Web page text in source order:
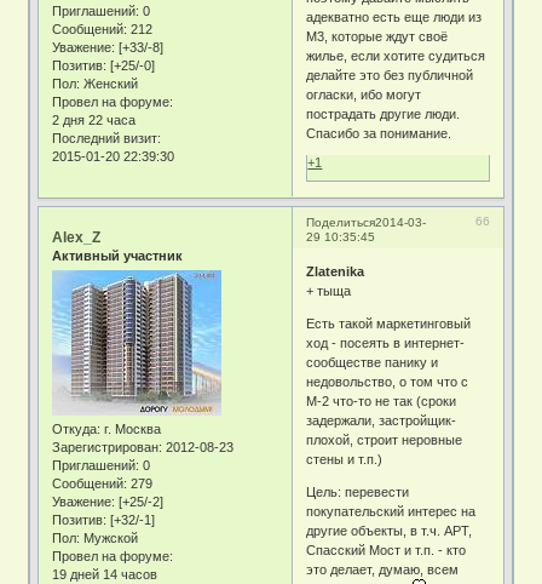
Приглашений: 0
Сообщений: 212
Уважение: [+33/-8]
Позитив: [+25/-0]
Пол: Женский
Провел на форуме:
2 дня 22 часа
Последний визит:
2015-01-20 22:39:30
адекватно есть еще люди из
М3, которые ждут своё
жилье, если хотите судиться
делайте это без публичной
огласки, ибо могут
пострадать другие люди.
Спасибо за понимание.
+1
Поделиться 66
2014-03-
29 10:35:45
Alex_Z
Активный участник
Откуда: г. Москва
Зарегистрирован: 2012-08-23
Приглашений: 0
Сообщений: 279
Уважение: [+25/-2]
Позитив: [+32/-1]
Пол: Мужской
Провел на форуме:
19 дней 14 часов
Zlatenika
+ тыща
Есть такой маркетинговый
ход - посеять в интернет-
сообществе панику и
недовольство, о том что с
М-2 что-то не так (сроки
задержали, застройщик-
плохой, строит неровные
стены и т.п.)
Цель: перевести
покупательский интерес на
другие объекты, в т.ч. АРТ,
Спасский Мост и т.п. - кто
это делает, думаю, всем